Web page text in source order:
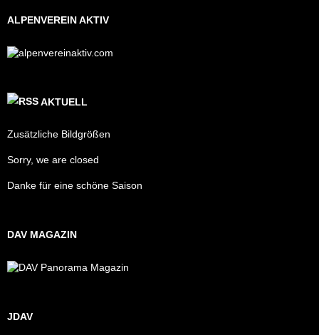
ALPENVEREIN AKTIV
AKTUELL
Zusätzliche Bildgrößen
Sorry, we are closed
Danke für eine schöne Saison
DAV MAGAZIN
JDAV